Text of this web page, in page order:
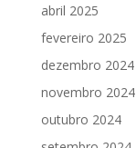
abril 2025
fevereiro 2025
dezembro 2024
novembro 2024
outubro 2024